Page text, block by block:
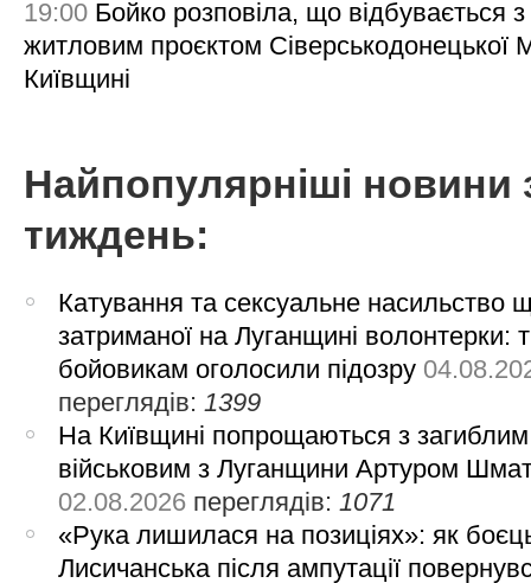
19:00 Бойко розповіла, що відбувається з
житловим проєктом Сіверськодонецької
Київщині
Найпопулярніші новини
тиждень:
Катування та сексуальне насильство
затриманої на Луганщині волонтерки:
бойовикам оголосили підозру
переглядів:1399
На Київщині попрощаються з загиблим
військовим з Луганщини Артуром
02.08.2026 переглядів:1071
«Рука лишилася на позиціях»: як
Лисичанська після ампутації